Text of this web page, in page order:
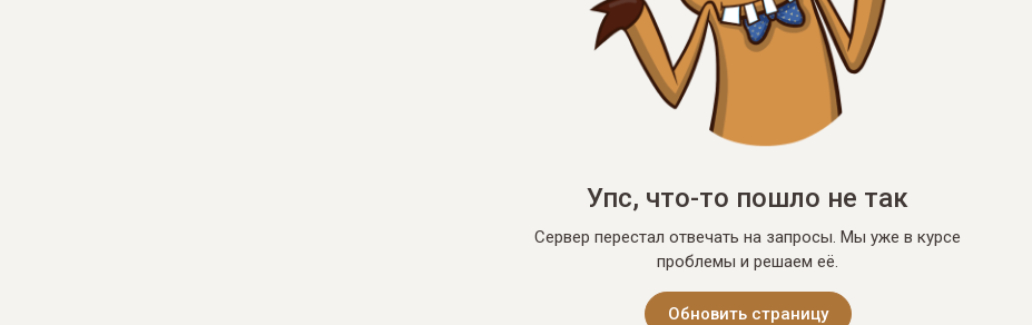
Упс, что-то пошло не так
Сервер перестал отвечать на запросы. Мы уже в курсе
проблемы и решаем её.
Обновить страницу